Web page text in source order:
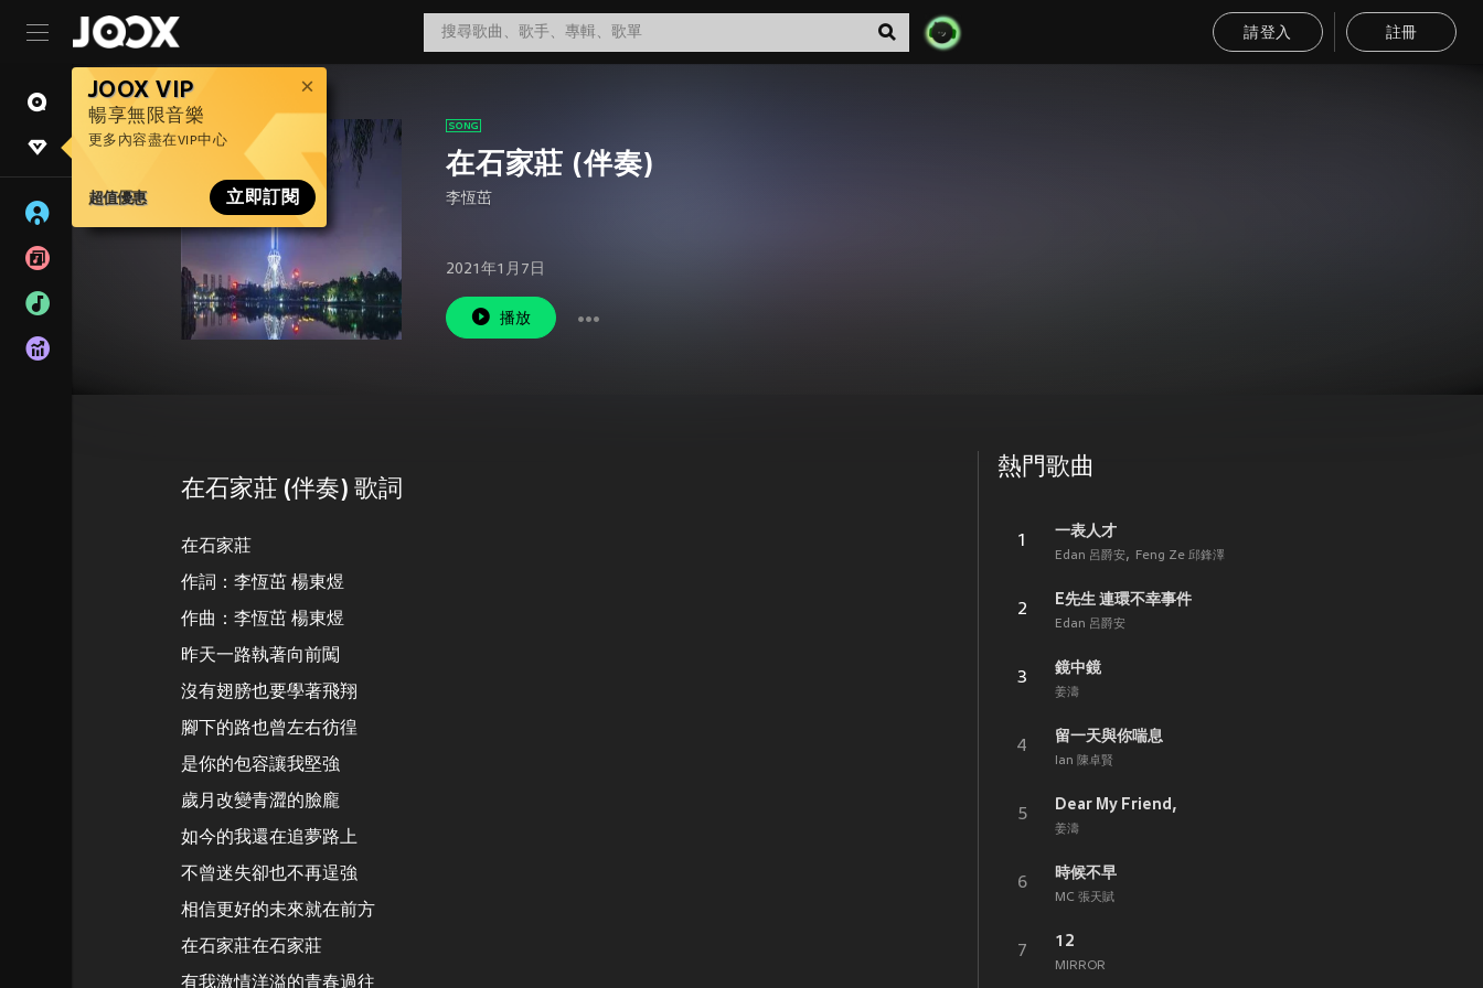
請登入 註冊
JOOX VIP
暢享無限音樂
更多內容盡在VIP中心
超值優惠 立即訂閱
在石家莊 (伴奏)
李恆茁
2021年1月7日
播放
在石家莊 (伴奏) 歌詞
在石家莊
作詞：李恆茁 楊東煜
作曲：李恆茁 楊東煜
昨天一路執著向前闖
沒有翅膀也要學著飛翔
腳下的路也曾左右彷徨
是你的包容讓我堅強
歲月改變青澀的臉龐
如今的我還在追夢路上
不曾迷失卻也不再逞強
相信更好的未來就在前方
在石家莊在石家莊
有我激情洋溢的青春過往
熱門歌曲
1
一表人才
Edan 呂爵安 Feng Ze 邱鋒澤
2
E先生 連環不幸事件
Edan 呂爵安
3
鏡中鏡
姜濤
4
留一天與你喘息
Ian 陳卓賢
5
Dear My Friend,
姜濤
6
時候不早
MC 張天賦
7
12
MIRROR